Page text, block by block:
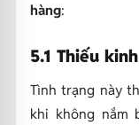
hàng:
5.1 Thiếu
Tình trạng này
khi không nắm